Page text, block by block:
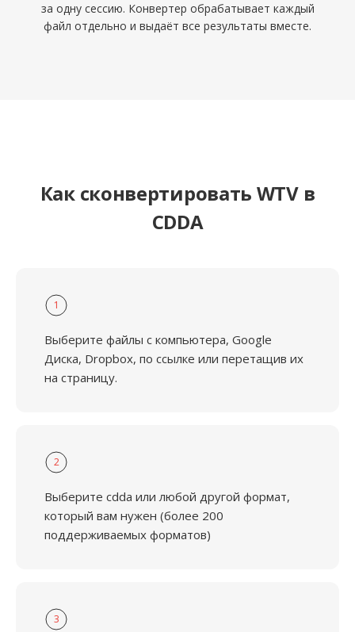
за одну сессию. Конвертер обрабатывает каждый
файл отдельно и выдаёт все результаты вместе.
Как сконвертировать WTV в
CDDA
1
Выберите файлы с компьютера, Google
Диска, Dropbox, по ссылке или перетащив их
на страницу.
2
Выберите cdda или любой другой формат,
который вам нужен (более 200
поддерживаемых форматов)
3